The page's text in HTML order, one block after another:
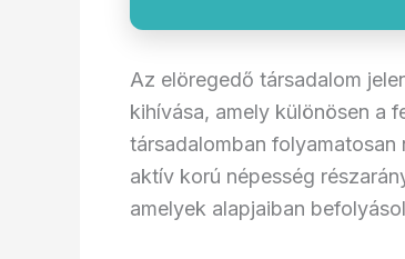
Az elöregedő társadalom
kihívása, amely különösen a
társadalomban
aktív korú népesség
amelyek alapjaiban